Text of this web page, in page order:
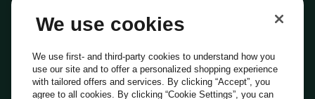
Everli Shoppers
About Us
Everli News
Domande frequenti
Lavora con noi
Diventa Shopper
We use cookies
We use first- and third-party cookies to understand how you
use our site and to offer a personalized shopping experience
with tailored offers and services. By clicking “Accept”, you
agree to all cookies. By clicking “Cookie Settings”, you can